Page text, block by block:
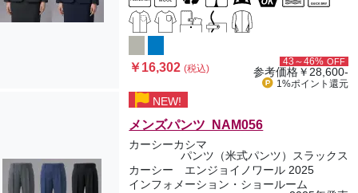
￥16,302(税込)
43～46% OFF
参考価格￥28,600-
1%ポイント 還元
NEW!
メンズパンツ NAM056
カーシーカシマ
パンツ（米式パンツ）スラックス
カーシー エンジョイノワール 2025
インフォメーション・ショールーム